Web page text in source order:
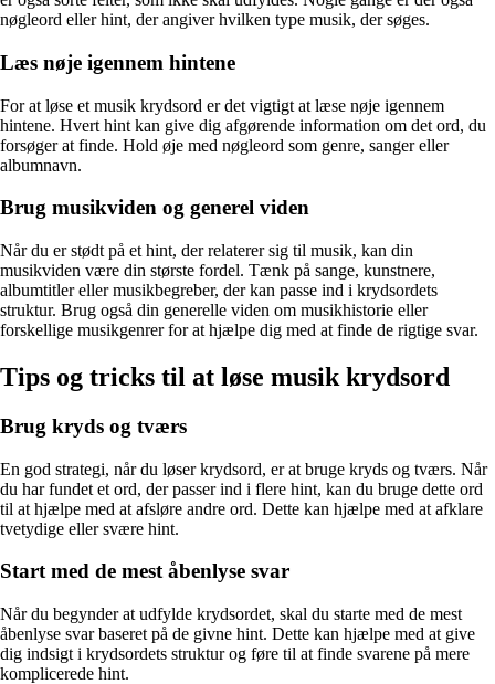
nøgleord eller hint, der angiver hvilken type musik, der søges.
Læs nøje igennem hintene
For at løse et musik krydsord er det vigtigt at læse nøje igennem
hintene. Hvert hint kan give dig afgørende information om det ord, du
forsøger at finde. Hold øje med nøgleord som genre, sanger eller
albumnavn.
Brug musikviden og generel viden
Når du er stødt på et hint, der relaterer sig til musik, kan din
musikviden være din største fordel. Tænk på sange, kunstnere,
albumtitler eller musikbegreber, der kan passe ind i krydsordets
struktur. Brug også din generelle viden om musikhistorie eller
forskellige musikgenrer for at hjælpe dig med at finde de rigtige svar.
Tips og tricks til at løse musik krydsord
Brug kryds og tværs
En god strategi, når du løser krydsord, er at bruge kryds og tværs. Når
du har fundet et ord, der passer ind i flere hint, kan du bruge dette ord
til at hjælpe med at afsløre andre ord. Dette kan hjælpe med at afklare
tvetydige eller svære hint.
Start med de mest åbenlyse svar
Når du begynder at udfylde krydsordet, skal du starte med de mest
åbenlyse svar baseret på de givne hint. Dette kan hjælpe med at give
dig indsigt i krydsordets struktur og føre til at finde svarene på mere
komplicerede hint.